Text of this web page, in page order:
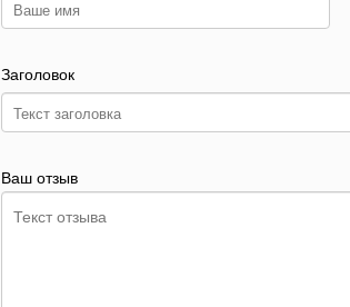
Заголовок
Ваш отзыв